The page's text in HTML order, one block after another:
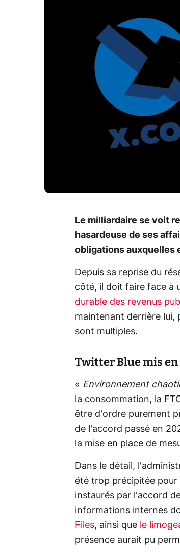
Le milliardaire se voit
hasardeuse de ses
obligations auxquelles
Depuis sa reprise du
côté, il doit faire face à
durable des revenus
maintenant derrière lui,
sont multiples.
Twitter Blue mis
« Environnement
la consommation, la
être d'ordre purement
de l'accord passé en
la mise en place de
Dans le détail,
été trop précipitée
instaurés par l'accord
informations internes
Files, ainsi que le
présence aurait pu